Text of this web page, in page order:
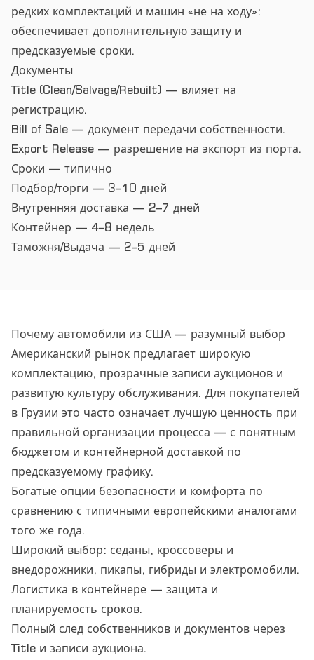
редких комплектаций и машин «не на ходу»:
обеспечивает дополнительную защиту и
предсказуемые сроки.
Документы
Title (Clean/Salvage/Rebuilt) — влияет на
регистрацию.
Bill of Sale — документ передачи собственности.
Export Release — разрешение на экспорт из порта.
Сроки — типично
Подбор/торги — 3–10 дней
Внутренняя доставка — 2–7 дней
Контейнер — 4–8 недель
Таможня/Выдача — 2–5 дней
Почему автомобили из США — разумный выбор
Американский рынок предлагает широкую
комплектацию, прозрачные записи аукционов и
развитую культуру обслуживания. Для покупателей
в Грузии это часто означает лучшую ценность при
правильной организации процесса — с понятным
бюджетом и контейнерной доставкой по
предсказуемому графику.
Богатые опции безопасности и комфорта по
сравнению с типичными европейскими аналогами
того же года.
Широкий выбор: седаны, кроссоверы и
внедорожники, пикапы, гибриды и электромобили.
Логистика в контейнере — защита и
планируемость сроков.
Полный след собственников и документов через
Title и записи аукциона.